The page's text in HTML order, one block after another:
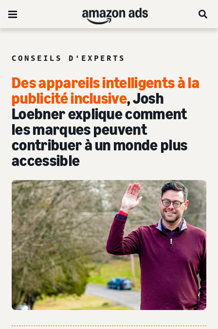
CONSEILS D'EXPERTS
Des appareils intelligents à la
publicité inclusive, Josh
Loebner explique comment
les marques peuvent
contribuer à un monde plus
accessible